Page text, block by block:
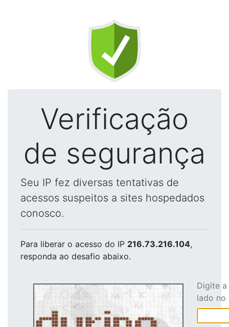
Verificação
de segurança
Seu IP fez diversas tentativas de
acessos suspeitos a sites hospedados
conosco.
Para liberar o acesso do IP 216.73.216.104,
responda ao desafio abaixo.
Digite
lado no